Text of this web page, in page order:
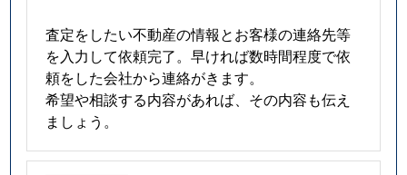
査定をしたい不動産の情報とお客様の連絡先等
を入力して依頼完了。早ければ数時間程度で依
頼をした会社から連絡がきます。
希望や相談する内容があれば、その内容も伝え
ましょう。